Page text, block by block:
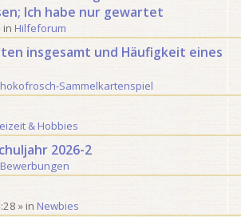
Ich habe nur gewartet
in Hilfeforum
insgesamt und Häufigkeit eines
Sammelkartenspiel
& Hobbies
2026-2
Bewerbungen
» in Newbies